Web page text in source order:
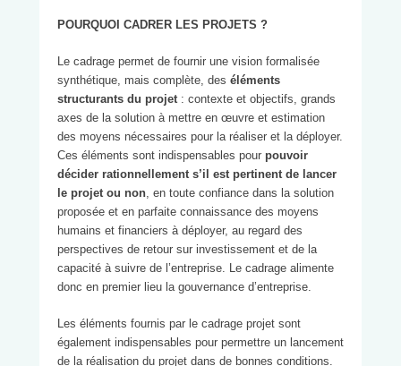
POURQUOI CADRER LES PROJETS ?
Le cadrage permet de fournir une vision formalisée
synthétique, mais complète, des éléments
structurants du projet: contexte et objectifs, grands
axes de la solution à mettre en œuvre et estimation
des moyens nécessaires pour la réaliser et la déployer.
Ces éléments sont indispensables pour pouvoir
décider rationnellement s’il est pertinent de lancer
le projet ou non, en toute confiance dans la solution
proposée et en parfaite connaissance des moyens
humains et financiers à déployer, au regard des
perspectives de retour sur investissement et de la
capacité à suivre de l’entreprise. Le cadrage alimente
donc en premier lieu la gouvernance d’entreprise.
Les éléments fournis par le cadrage projet sont
également indispensables pour permettre un lancement
de la réalisation du projet dans de bonnes conditions.